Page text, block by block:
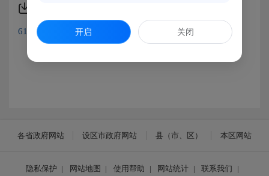
61274c31b4afb36dbcb0a9a5.pdf
各省政府网站 设区市政府网站 县（市、区） 本区网站
隐私保护 | 网站地图 | 使用帮助 | 网站统计 | 联系我们 |
开启 关闭